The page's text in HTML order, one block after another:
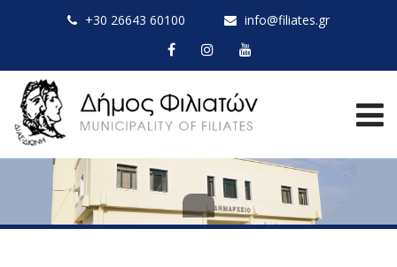
+30 26643 60100 info@filiates.gr